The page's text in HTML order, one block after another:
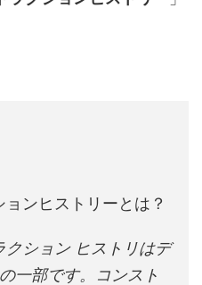
ンヒストリーとは？
クション ヒストリはデ
一部です。コンスト